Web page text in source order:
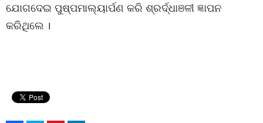
ଯୋଗଦେଇ ପୁଷ୍ପମାଲ୍ୟାର୍ପଣ କରି ଶ୍ରର୍ଦ୍ଧାଞଳୀ ଜ୍ଞାପନ
କରିଥିଲେ ।